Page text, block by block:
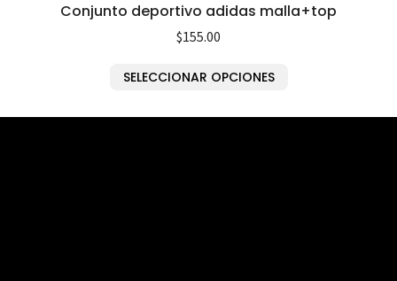
Conjunto deportivo adidas malla+top
$155.00
SELECCIONAR OPCIONES